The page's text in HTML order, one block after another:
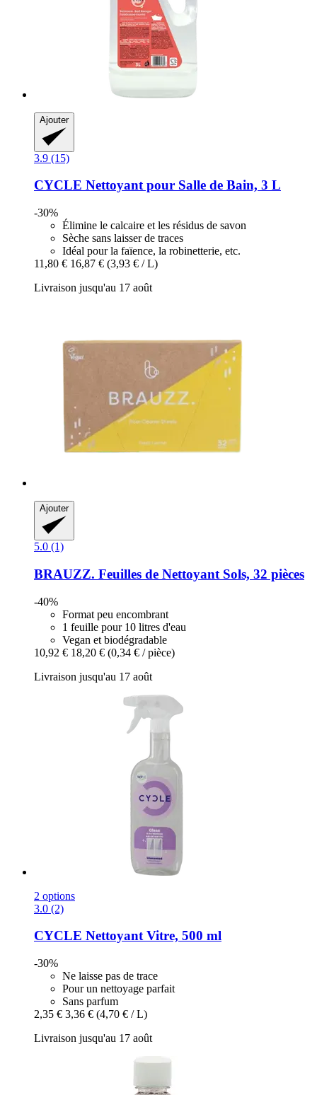
Ajouter
3.9 (15)
CYCLE Nettoyant pour Salle de Bain, 3 L
-30%
Élimine le calcaire et les résidus de savon
Sèche sans laisser de traces
Idéal pour la faïence, la robinetterie, etc.
11,80 € 16,87 € (3,93 € / L)
Livraison jusqu'au 17 août
Ajouter
5.0 (1)
BRAUZZ. Feuilles de Nettoyant Sols, 32 pièces
-40%
Format peu encombrant
1 feuille pour 10 litres d'eau
Vegan et biodégradable
10,92 € 18,20 € (0,34 € / pièce)
Livraison jusqu'au 17 août
2 options
3.0 (2)
CYCLE Nettoyant Vitre, 500 ml
-30%
Ne laisse pas de trace
Pour un nettoyage parfait
Sans parfum
2,35 € 3,36 € (4,70 € / L)
Livraison jusqu'au 17 août